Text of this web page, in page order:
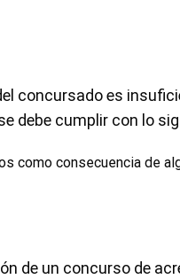
concursado es
debe cumplir con lo
como consecuencia de
de un concurso de